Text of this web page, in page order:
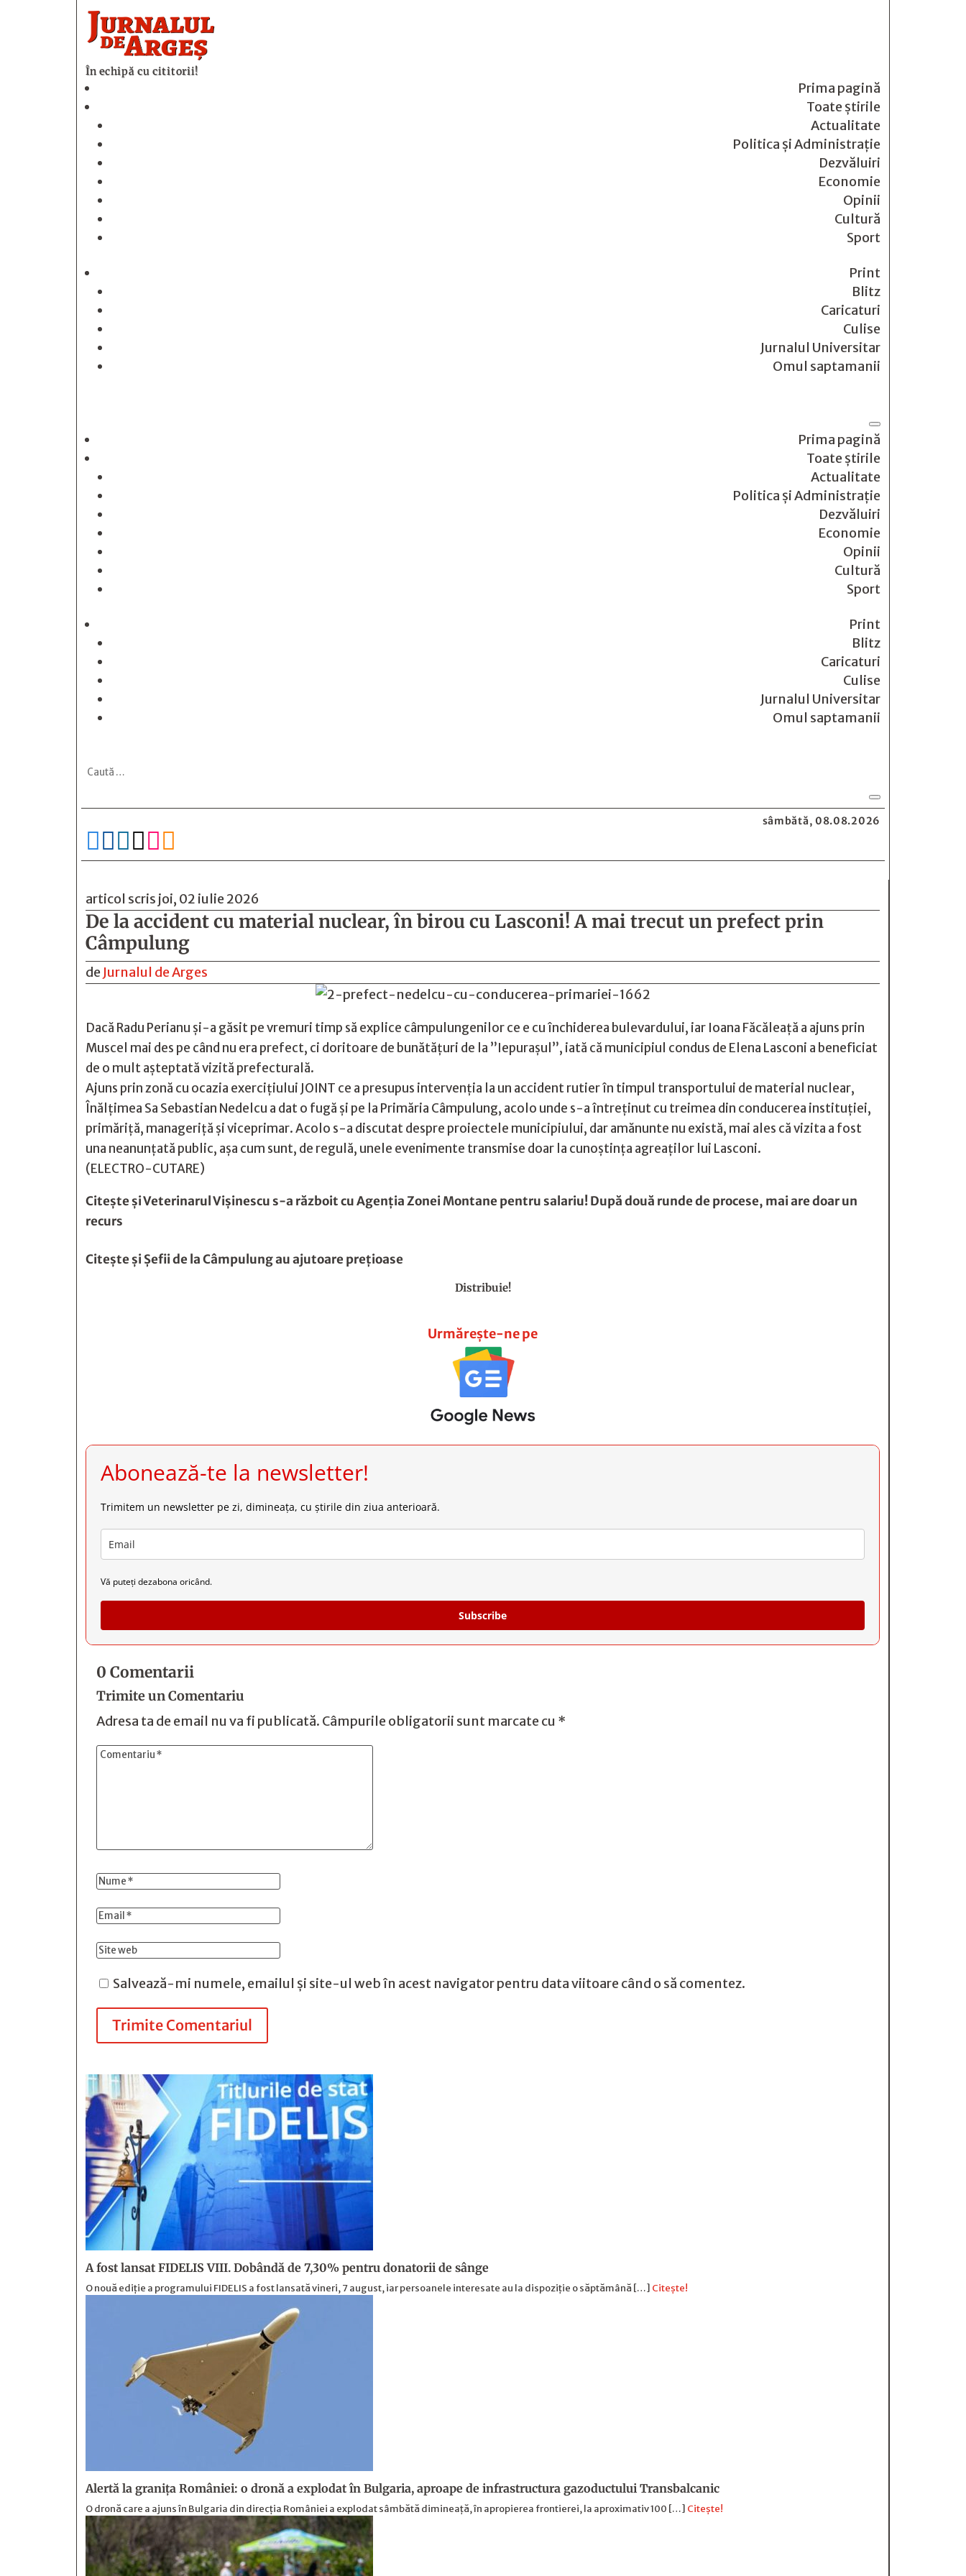
În echipă cu cititorii!
Prima pagină
Toate știrile
Actualitate
Politica și Administrație
Dezvăluiri
Economie
Opinii
Cultură
Sport
Print
Blitz
Caricaturi
Culise
Jurnalul Universitar
Omul saptamanii
Prima pagină
Toate știrile
Actualitate
Politica și Administrație
Dezvăluiri
Economie
Opinii
Cultură
Sport
Print
Blitz
Caricaturi
Culise
Jurnalul Universitar
Omul saptamanii
sâmbătă, 08.08.2026

articol scris joi, 02 iulie 2026
De la accident cu material nuclear, în birou cu Lasconi! A mai trecut un prefect prin
Câmpulung
de Jurnalul de Arges
Dacă Radu Perianu și-a găsit pe vremuri timp să explice câmpulungenilor ce e cu închiderea bulevardului, iar Ioana Făcăleață a ajuns prin
Muscel mai des pe când nu era prefect, ci doritoare de bunătățuri de la ”Iepurașul”, iată că municipiul condus de Elena Lasconi a beneficiat
de o mult așteptată vizită prefecturală.
Ajuns prin zonă cu ocazia exercițiului JOINT ce a presupus intervenția la un accident rutier în timpul transportului de material nuclear,
Înălțimea Sa Sebastian Nedelcu a dat o fugă și pe la Primăria Câmpulung, acolo unde s-a întreținut cu treimea din conducerea instituției,
primăriță, manageriță și viceprimar. Acolo s-a discutat despre proiectele municipiului, dar amănunte nu există, mai ales că vizita a fost
una neanunțată public, așa cum sunt, de regulă, unele evenimente transmise doar la cunoștința agreaților lui Lasconi.
(ELECTRO-CUTARE)
Citește șiVeterinarul Vişinescu s-a războit cu Agenţia Zonei Montane pentru salariu! După două runde de procese, mai are doar un
recurs
Citește șiŞefii de la Câmpulung au ajutoare preţioase
Distribuie!
Urmărește-ne pe
Abonează-te la newsletter!
Trimitem un newsletter pe zi, dimineața, cu știrile din ziua anterioară.
Vă puteți dezabona oricând.
Subscribe
0 Comentarii
Trimite un Comentariu
Adresa ta de email nu va fi publicată. Câmpurile obligatorii sunt marcate cu *
Salvează-mi numele, emailul și site-ul web în acest navigator pentru data viitoare când o să comentez.
Trimite Comentariul
A fost lansat FIDELIS VIII. Dobândă de 7,30% pentru donatorii de sânge
O nouă ediție a programului FIDELIS a fost lansată vineri, 7 august, iar persoanele interesate au la dispoziție o săptămână […] Citește!
Alertă la granița României: o dronă a explodat în Bulgaria, aproape de infrastructura gazoductului Transbalcanic
O dronă care a ajuns în Bulgaria din direcția României a explodat sâmbătă dimineață, în apropierea frontierei, la aproximativ 100 […] Citește!